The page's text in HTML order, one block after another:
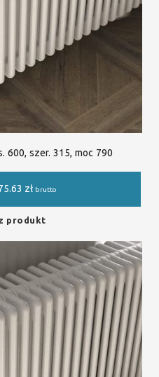
600, szer. 315, moc 790
zł brutto
produkt